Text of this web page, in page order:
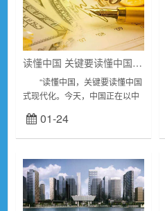
读懂中国 关键要读懂中国式现代化
“读懂中国，关键要读懂中国
式现代化。今天，中国正在以中
民族复兴伟业，推动构建人类命
运共同体，中国的前途命运和人
01-24